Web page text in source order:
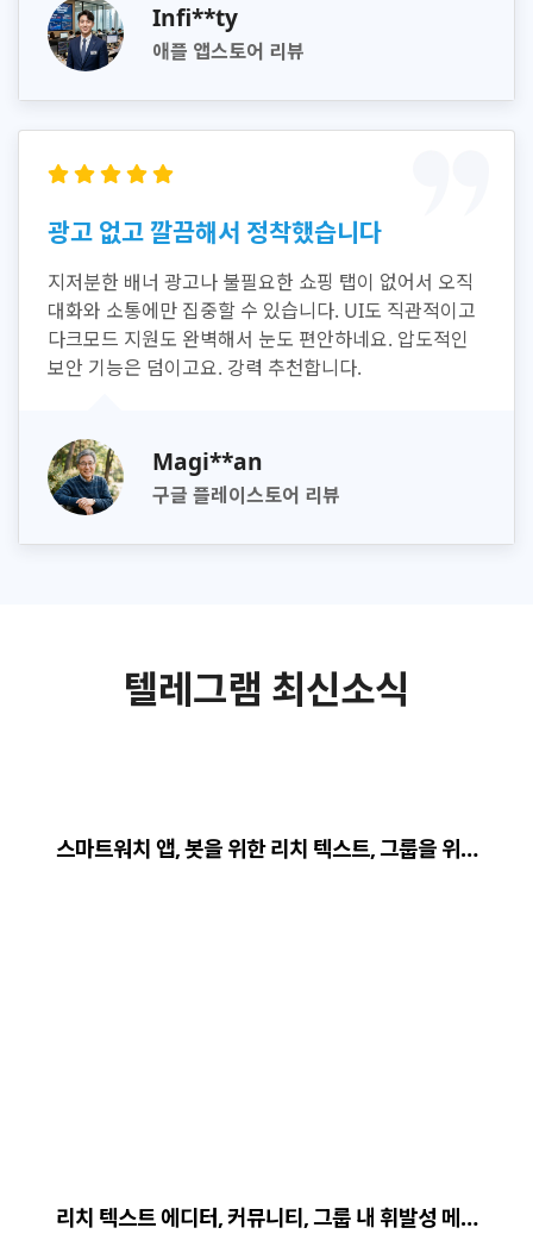
Infi**ty
애플 앱스토어 리뷰
광고 없고 깔끔해서 정착했습니다
지저분한 배너 광고나 불필요한 쇼핑 탭이 없어서 오직
대화와 소통에만 집중할 수 있습니다. UI도 직관적이고
다크모드 지원도 완벽해서 눈도 편안하네요. 압도적인
보안 기능은 덤이고요. 강력 추천합니다.
Magi**an
구글 플레이스토어 리뷰
텔레그램 최신소식
스마트워치 앱, 봇을 위한 리치 텍스트, 그룹을 위…
리치 텍스트 에디터, 커뮤니티, 그룹 내 휘발성 메…